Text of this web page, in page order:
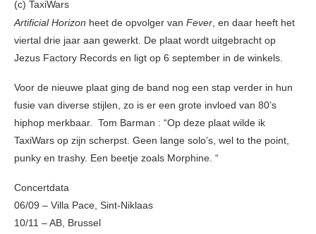
(c) TaxiWars
Artificial Horizon heet de opvolger van Fever, en daar heeft het
viertal drie jaar aan gewerkt. De plaat wordt uitgebracht op
Jezus Factory Records en ligt op 6 september in de winkels.
Voor de nieuwe plaat ging de band nog een stap verder in hun
fusie van diverse stijlen, zo is er een grote invloed van 80’s
hiphop merkbaar. Tom Barman : “Op deze plaat wilde ik
TaxiWars op zijn scherpst. Geen lange solo’s, wel to the point,
punky en trashy. Een beetje zoals Morphine. “
Concertdata
06/09 – Villa Pace, Sint-Niklaas
10/11 – AB, Brussel